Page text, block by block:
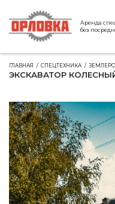
Аренда
без
ГЛАВНАЯ СПЕЦТЕХНИКА
ЭКСКАВАТОР